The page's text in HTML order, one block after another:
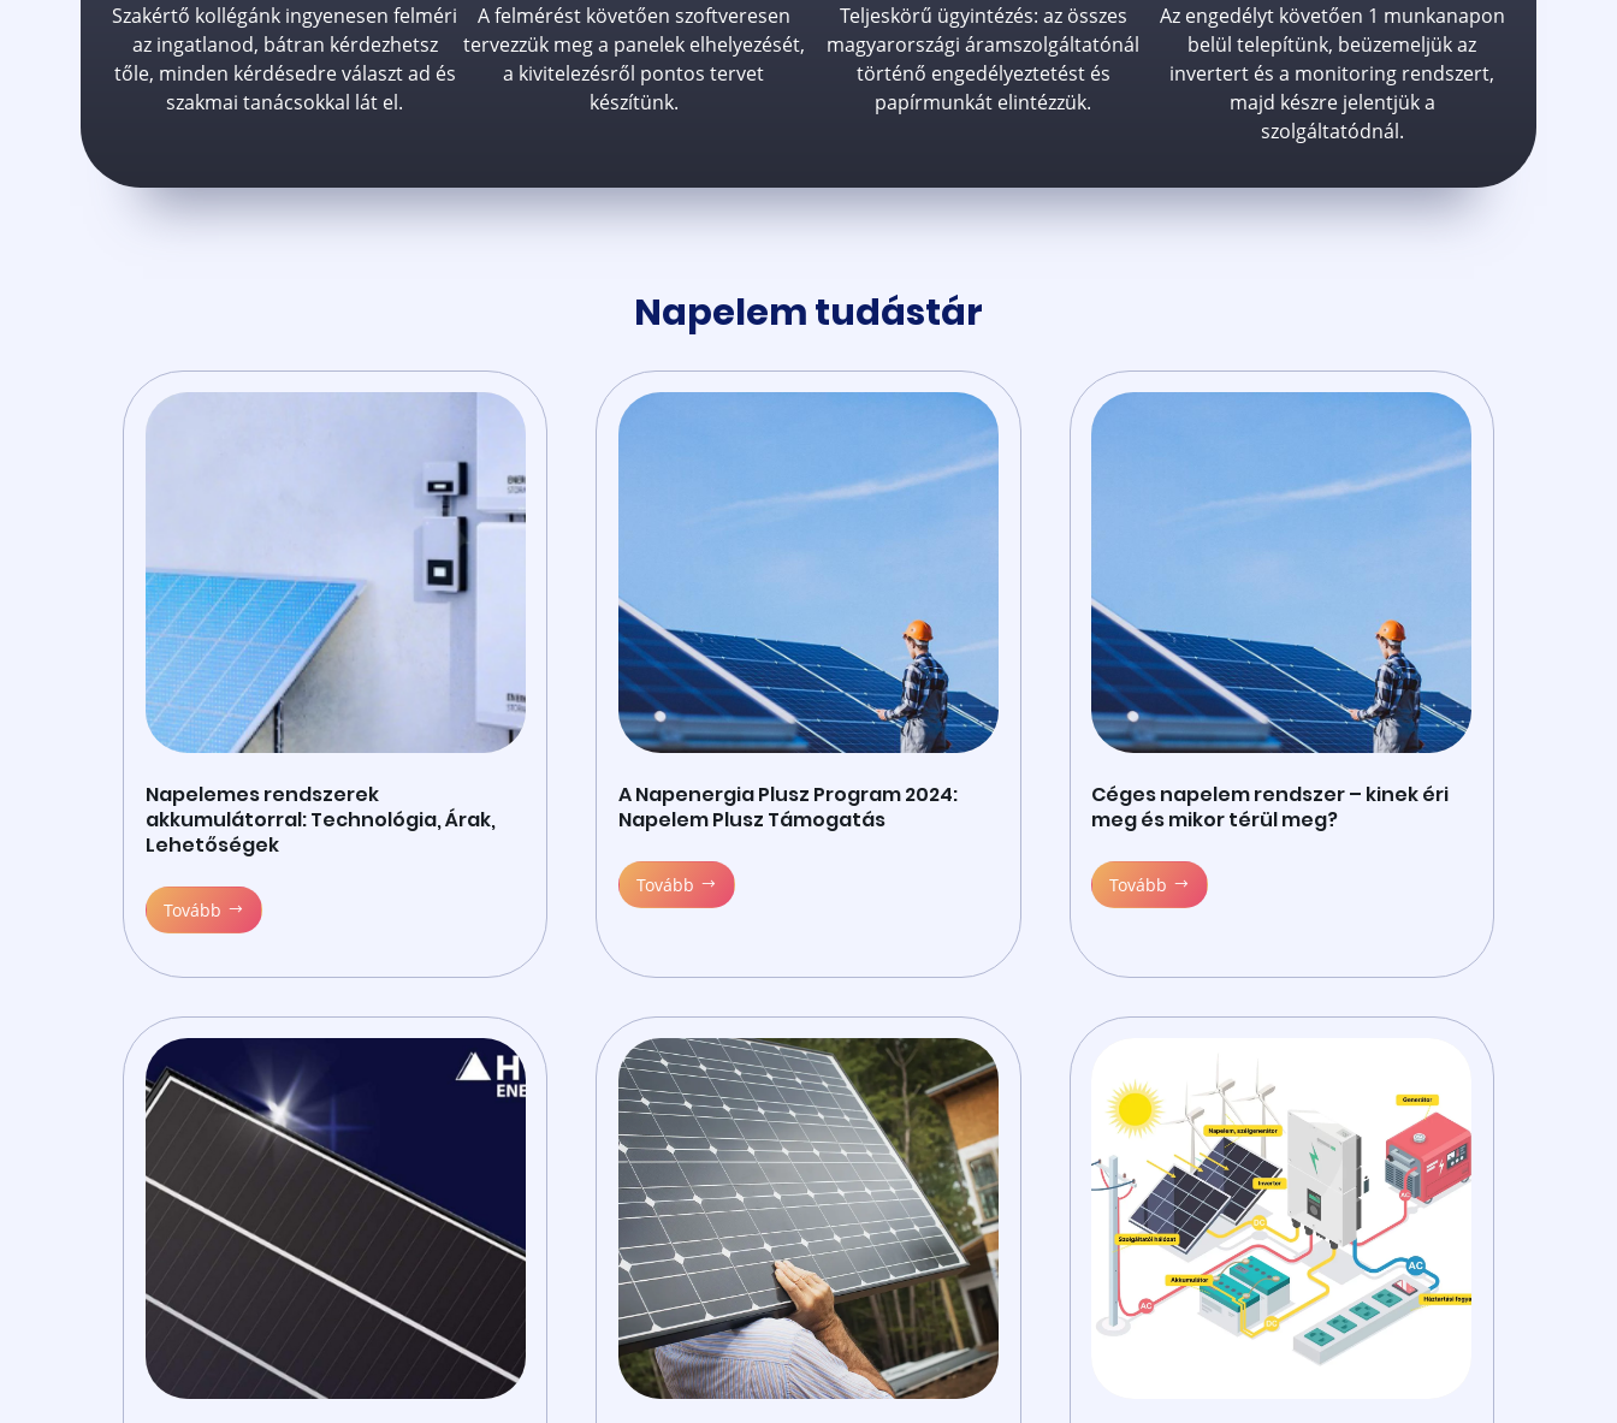
Szakértő kollégánk ingyenesen felméri
az ingatlanod, bátran kérdezhetsz
tőle, minden kérdésedre választ ad és
szakmai tanácsokkal lát el.
A felmérést követően szoftveresen
tervezzük meg a panelek elhelyezését,
a kivitelezésről pontos tervet
készítünk.
Teljeskörű ügyintézés: az összes
magyarországi áramszolgáltatónál
történő engedélyeztetést és
papírmunkát elintézzük.
Az engedélyt követően 1 munkanapon
belül telepítünk, beüzemeljük az
invertert és a monitoring rendszert,
majd készre jelentjük a
szolgáltatódnál.
Napelem tudástár
Napelemes rendszerek
akkumulátorral: Technológia, Árak,
Lehetőségek
Tovább
A Napenergia Plusz Program 2024:
Napelem Plusz Támogatás
Tovább
Céges napelem rendszer – kinek éri
meg és mikor térül meg?
Tovább